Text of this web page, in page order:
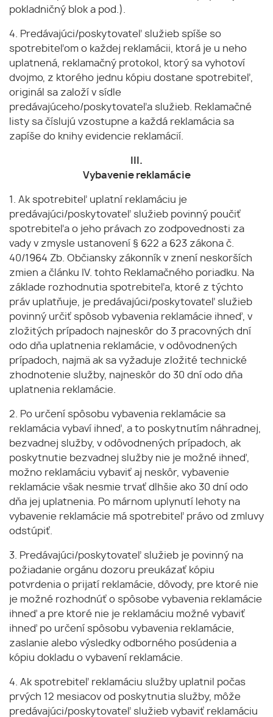
pokladničný blok a pod.).
4. Predávajúci/poskytovateľ služieb spíše so
spotrebiteľom o každej reklamácii, ktorá je u neho
uplatnená, reklamačný protokol, ktorý sa vyhotoví
dvojmo, z ktorého jednu kópiu dostane spotrebiteľ,
originál sa založí v sídle
predávajúceho/poskytovateľa služieb. Reklamačné
listy sa číslujú vzostupne a každá reklamácia sa
zapíše do knihy evidencie reklamácií.
III.
Vybavenie reklamácie
1. Ak spotrebiteľ uplatní reklamáciu je
predávajúci/poskytovateľ služieb povinný poučiť
spotrebiteľa o jeho právach zo zodpovednosti za
vady v zmysle ustanovení § 622 a 623 zákona č.
40/1964 Zb. Občiansky zákonník v znení neskorších
zmien a článku IV. tohto Reklamačného poriadku. Na
základe rozhodnutia spotrebiteľa, ktoré z týchto
práv uplatňuje, je predávajúci/poskytovateľ služieb
povinný určiť spôsob vybavenia reklamácie ihneď, v
zložitých prípadoch najneskôr do 3 pracovných dní
odo dňa uplatnenia reklamácie, v odôvodnených
prípadoch, najmä ak sa vyžaduje zložité technické
zhodnotenie služby, najneskôr do 30 dní odo dňa
uplatnenia reklamácie.
2. Po určení spôsobu vybavenia reklamácie sa
reklamácia vybaví ihneď, a to poskytnutím náhradnej,
bezvadnej služby, v odôvodnených prípadoch, ak
poskytnutie bezvadnej služby nie je možné ihneď,
možno reklamáciu vybaviť aj neskôr, vybavenie
reklamácie však nesmie trvať dlhšie ako 30 dní odo
dňa jej uplatnenia. Po márnom uplynutí lehoty na
vybavenie reklamácie má spotrebiteľ právo od zmluvy
odstúpiť.
3. Predávajúci/poskytovateľ služieb je povinný na
požiadanie orgánu dozoru preukázať kópiu
potvrdenia o prijatí reklamácie, dôvody, pre ktoré nie
je možné rozhodnúť o spôsobe vybavenia reklamácie
ihneď a pre ktoré nie je reklamáciu možné vybaviť
ihneď po určení spôsobu vybavenia reklamácie,
zaslanie alebo výsledky odborného posúdenia a
kópiu dokladu o vybavení reklamácie.
4. Ak spotrebiteľ reklamáciu služby uplatnil počas
prvých 12 mesiacov od poskytnutia služby, môže
predávajúci/poskytovateľ služieb vybaviť reklamáciu